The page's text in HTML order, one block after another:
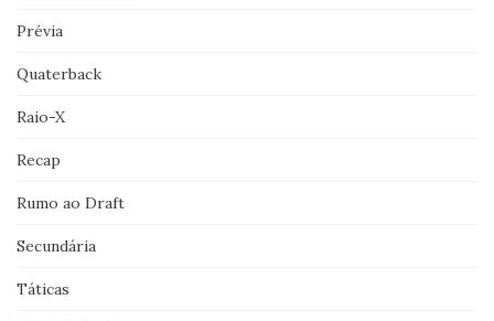
Prévia
Quaterback
Raio-X
Recap
Rumo ao Draft
Secundária
Táticas